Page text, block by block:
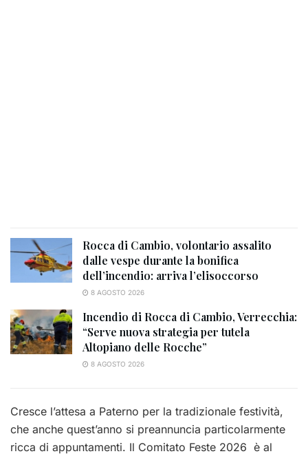
Rocca di Cambio, volontario assalito
dalle vespe durante la bonifica
dell’incendio: arriva l’elisoccorso
8 AGOSTO 2026
Incendio di Rocca di Cambio, Verrecchia:
“Serve nuova strategia per tutela
Altopiano delle Rocche”
8 AGOSTO 2026
Cresce l’attesa a Paterno per la tradizionale festività,
che anche quest’anno si preannuncia particolarmente
ricca di appuntamenti. Il Comitato Feste 2026 è al